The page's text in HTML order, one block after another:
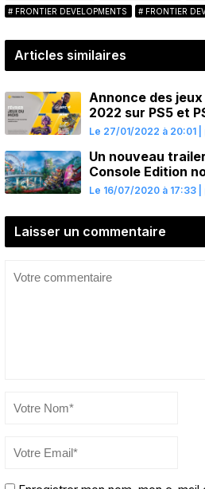
FRONTIER DEVELOPMENTS
FRONTIER
Articles similaires
Annonce des
2022 sur PS5 et
Le 27/01/2022 à 20:01
Un nouveau
Console Edition
aperçu des
Le 16/07/2020 à 17:33
Laisser un commentaire